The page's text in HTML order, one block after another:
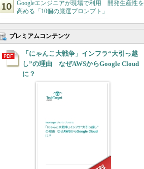
Googleエンジニアが現場で利用 開発生産性を
高める「10個の厳選プロンプト」
プレミアムコンテンツ
「にゃんこ大戦争」インフラ“大引っ越
し”の理由 なぜAWSからGoogle Cloud
に？